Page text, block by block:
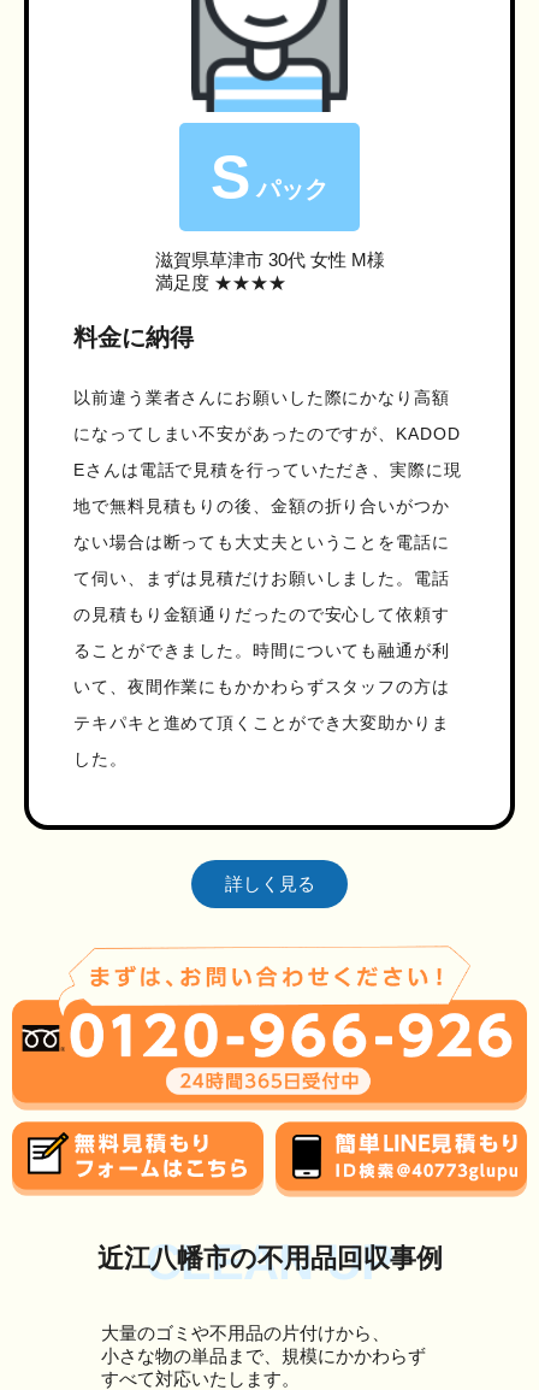
S パック
滋賀県草津市30代 女性 M様
満足度 ★★★★
料金に納得
以前違う業者さんにお願いした際にかなり高額
になってしまい不安があったのですが、KADOD
Eさんは電話で見積を行っていただき、実際に現
地で無料見積もりの後、金額の折り合いがつか
ない場合は断っても大丈夫ということを電話に
て伺い、まずは見積だけお願いしました。電話
の見積もり金額通りだったので安心して依頼す
ることができました。時間についても融通が利
いて、夜間作業にもかかわらずスタッフの方は
テキパキと進めて頂くことができ大変助かりま
した。
詳しく見る
CLEAN UP
近江八幡市の不用品回収事例
大量のゴミや不用品の片付けから、
小さな物の単品まで、規模にかかわらず
すべて対応いたします。